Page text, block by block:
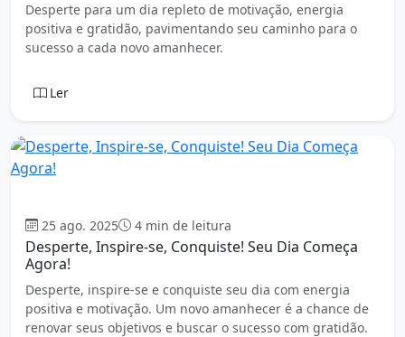
Desperte para um dia repleto de motivação, energia
positiva e gratidão, pavimentando seu caminho para o
sucesso a cada novo amanhecer.
Ler
25 ago. 2025 4 min de leitura
Desperte, Inspire-se, Conquiste! Seu Dia Começa
Agora!
Desperte, inspire-se e conquiste seu dia com energia
positiva e motivação. Um novo amanhecer é a chance de
renovar seus objetivos e buscar o sucesso com gratidão.